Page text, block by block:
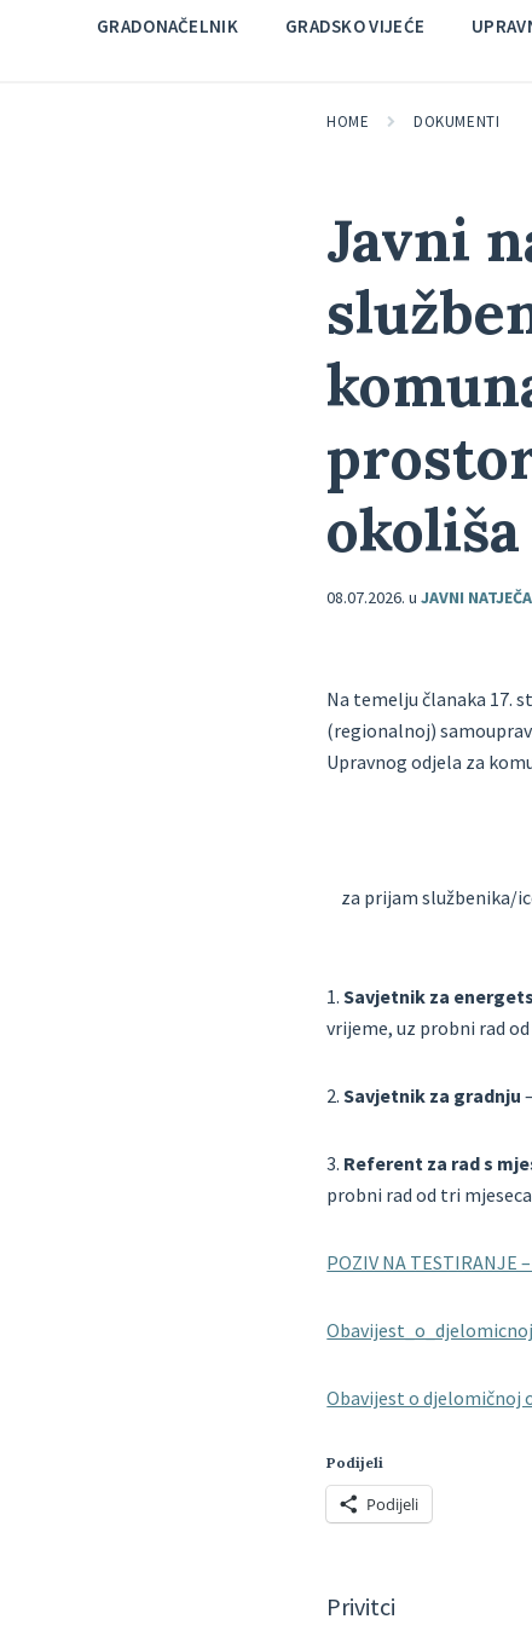
GRADONAČELNIK GRADSKO VIJEĆE
HOME DOKUMENTI
Javni
08.07.2026.uJAVNI
Na temelju članaka 17.
(regionalnoj)
Upravnog odjela za
za prijam službenika/
1.Savjetnik za
vrijeme, uz probni rad
2.Savjetnik za gradnju
3. Referent za rad s
probni rad od tri mjeseca
POZIV NA TESTIRANJE
Obavijest o djelomičnoj
Podijeli
Podijeli
Privitci